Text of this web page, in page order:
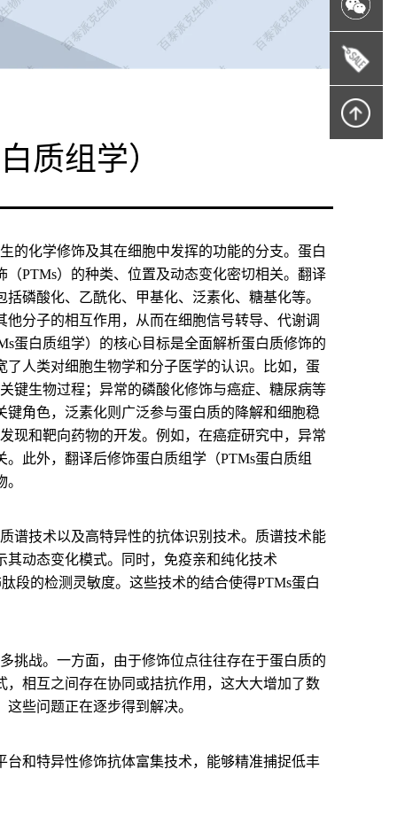
质组学）
的化学修饰及其在细胞中发挥的功能的分支。蛋白
PTMs）的种类、位置及动态变化密切相关。翻译
磷酸化、乙酰化、甲基化、泛素化、糖基化等。
分子的相互作用，从而在细胞信号转导、代谢调
蛋白质组学）的核心目标是全面解析蛋白质修饰的
人类对细胞生物学和分子医学的认识。比如，蛋
键生物过程；异常的磷酸化修饰与癌症、糖尿病等
角色，泛素化则广泛参与蛋白质的降解和细胞稳
现和靶向药物的开发。例如，在癌症研究中，异常
此外，翻译后修饰蛋白质组学（PTMs蛋白质组
谱技术以及高特异性的抗体识别技术。质谱技术能
动态变化模式。同时，免疫亲和纯化技术
段的检测灵敏度。这些技术的结合使得PTMs蛋白
挑战。一方面，由于修饰位点往往存在于蛋白质的
相互之间存在协同或拮抗作用，这大大增加了数
些问题正在逐步得到解决。
和特异性修饰抗体富集技术，能够精准捕捉低丰